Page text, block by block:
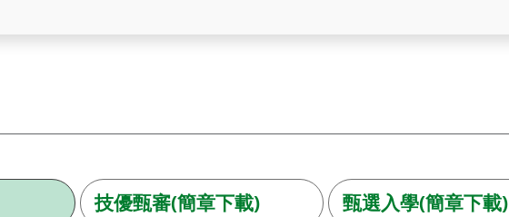
技優甄審(簡章下載) 甄選入學(簡章下載)